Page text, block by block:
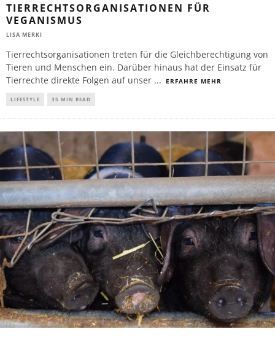
TIERRECHTSORGANISATIONEN FÜR
VEGANISMUS
LISA MERKI
Tierrechtsorganisationen treten für die Gleichberechtigung von
Tieren und Menschen ein. Darüber hinaus hat der Einsatz für
Tierrechte direkte Folgen auf unser ... ERFAHRE MEHR
LIFESTYLE 35 MIN READ